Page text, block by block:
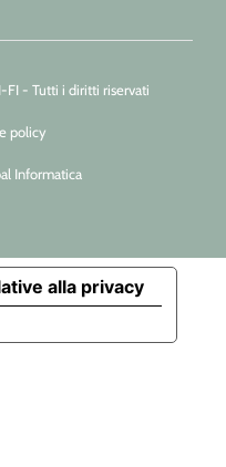
FI - Tutti i diritti riservati
policy
Informatica
alla privacy